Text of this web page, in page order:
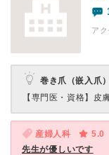
ア
巻き爪（嵌入爪
【専門医・資格】 皮
産婦人科
5.0
先生が優しいです